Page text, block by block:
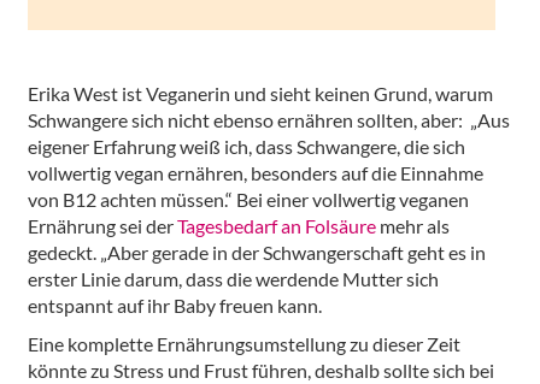
Erika West ist Veganerin und sieht keinen Grund, warum
Schwangere sich nicht ebenso ernähren sollten, aber: „Aus
eigener Erfahrung weiß ich, dass Schwangere, die sich
vollwertig vegan ernähren, besonders auf die Einnahme
von B12 achten müssen.“ Bei einer vollwertig veganen
Ernährung sei derTagesbedarf an Folsäuremehr als
gedeckt. „Aber gerade in der Schwangerschaft geht es in
erster Linie darum, dass die werdende Mutter sich
entspannt auf ihr Baby freuen kann.
Eine komplette Ernährungsumstellung zu dieser Zeit
könnte zu Stress und Frust führen, deshalb sollte sich bei